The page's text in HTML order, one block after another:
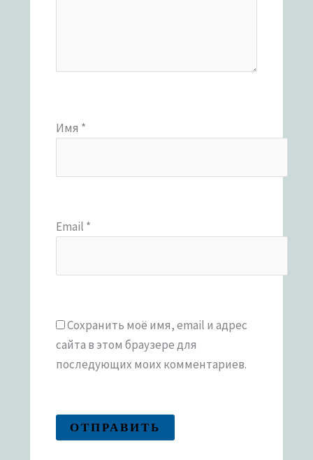
Имя *
Email *
Сохранить моё имя, email и адрес
сайта в этом браузере для
последующих моих комментариев.